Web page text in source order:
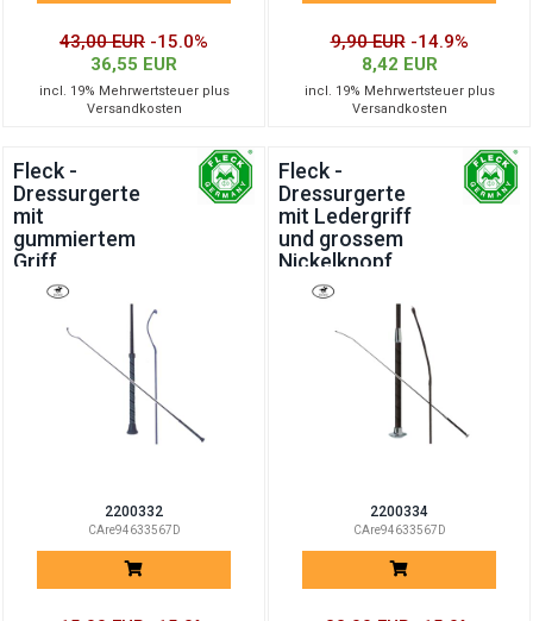
43,00 EUR -15.0%
36,55 EUR
incl. 19% Mehrwertsteuer plus
Versandkosten
9,90 EUR -14.9%
8,42 EUR
incl. 19% Mehrwertsteuer plus
Versandkosten
Fleck -
Dressurgerte
mit
gummiertem
Griff
2200332
CAre94633567D
Fleck -
Dressurgerte
mit Ledergriff
und grossem
Nickelknopf
2200334
CAre94633567D